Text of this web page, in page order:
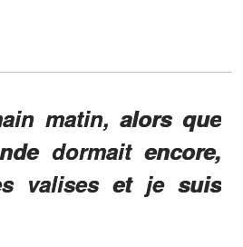
matin, alors que
dormait encore,
valises et je suis